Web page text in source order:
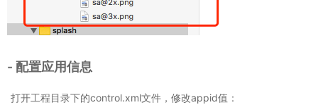
- 配置应用信息
打开工程目录下的control.xml文件，修改appid值：